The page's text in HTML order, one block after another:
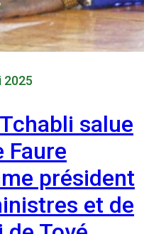
2025
salue
Faure
président
et de